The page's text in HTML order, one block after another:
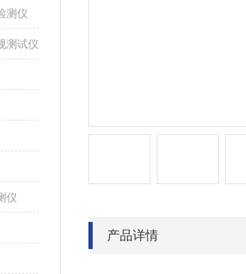
测仪
测试仪
仪
产品详情